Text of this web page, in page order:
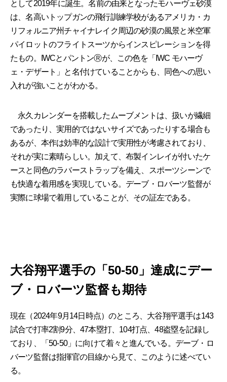
として2019年に誕生。名前の由来となったモハーヴェ砂漠
は、名高いトップガンの飛行訓練学校があるアメリカ・カ
リフォルニア州チャイナレイク周辺の砂漠の風景と米空軍
パイロットのフライトスーツからインスピレーションを得
たもの。IWCとパントンⓇが、この色を「IWC モハーヴ
ェ・デザート」と名付けていることからも、同色への思い
入れが強いことがわかる。
永久カレンダーを搭載したムーブメントは、扱いが繊細
であったり、実用的ではないサイズであったりする場合も
あるが、本作は効率的な設計で実用性が考慮されており、
それが実に素晴らしい。加えて、布製インレイが付いたケ
ースと同色のラバーストラップを備え、スポーツシーンで
も快適な着用感を実現している。デーブ・ロバーツ監督が
実際に球場で着用していることが、その証左である。
大谷翔平選手の「50-50」達成にデー
ブ・ロバーツ監督も期待
現在（2024年9月14日時点）のところ、大谷翔平選手は143
試合で打率2割9分、47本塁打、104打点、48盗塁を記録し
ており、「50-50」に向けて着々と進んでいる。デーブ・ロ
バーツ監督は指揮官の目線から見て、このように述べてい
る。